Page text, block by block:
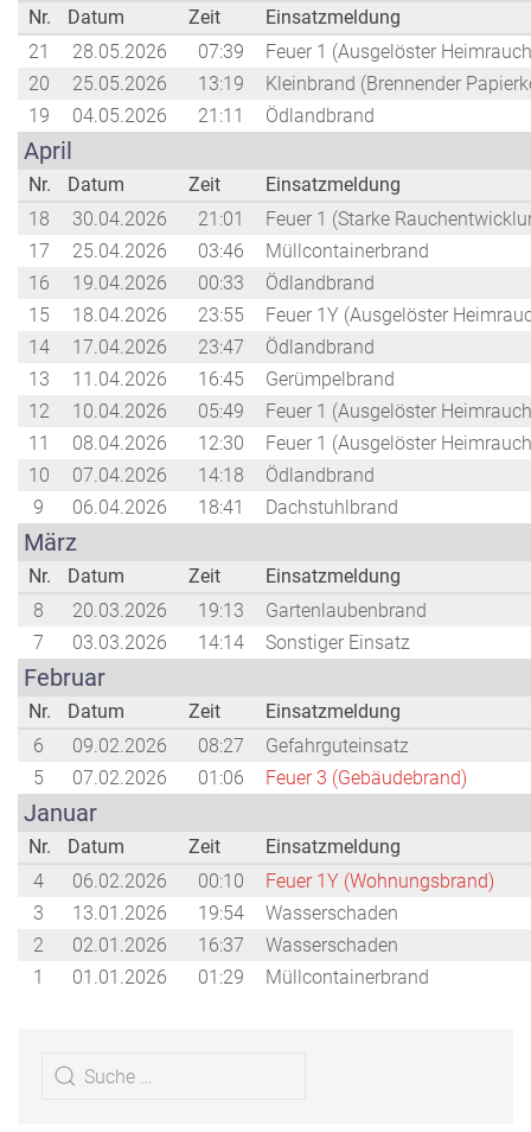
Nr. Datum Zeit
Einsatzmeldung
21
28.05.2026 07:39
Feuer 1 (Ausgelöster
20
25.05.2026 13:19
Kleinbrand (Brennender
19
04.05.2026 21:11 Ödlandbrand
April
Nr. Datum Zeit
Einsatzmeldung
18
30.04.2026 21:01
Feuer 1 (Starke
17
25.04.2026 03:46
Müllcontainerbrand
16
19.04.2026 00:33
Ödlandbrand
15
18.04.2026 23:55
Feuer 1Y (Ausgelöster
14
17.04.2026 23:47
Ödlandbrand
13
11.04.2026 16:45
Gerümpelbrand
12
10.04.2026 05:49
Feuer 1 (Ausgelöster
11
08.04.2026 12:30
Feuer 1 (Ausgelöster
10
07.04.2026 14:18
Ödlandbrand
9
06.04.2026 18:41 Dachstuhlbrand
März
Nr. Datum Zeit
Einsatzmeldung
8
20.03.2026 19:13
Gartenlaubenbrand
7
03.03.2026 14:14 Sonstiger Einsatz
Februar
Nr. Datum Zeit
Einsatzmeldung
6
09.02.2026 08:27
Gefahrguteinsatz
5
07.02.2026 01:06 Feuer 3 (Gebäudebrand)
Januar
Nr. Datum Zeit
Einsatzmeldung
4
06.02.2026 00:10
Feuer 1Y (Wohnungsbrand)
3
13.01.2026 19:54
Wasserschaden
2
02.01.2026 16:37
Wasserschaden
1
01.01.2026 01:29 Müllcontainerbrand